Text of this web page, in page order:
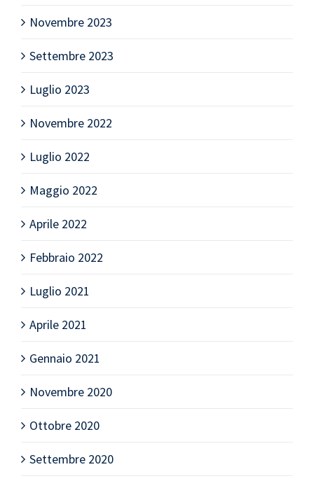
Novembre 2023
Settembre 2023
Luglio 2023
Novembre 2022
Luglio 2022
Maggio 2022
Aprile 2022
Febbraio 2022
Luglio 2021
Aprile 2021
Gennaio 2021
Novembre 2020
Ottobre 2020
Settembre 2020